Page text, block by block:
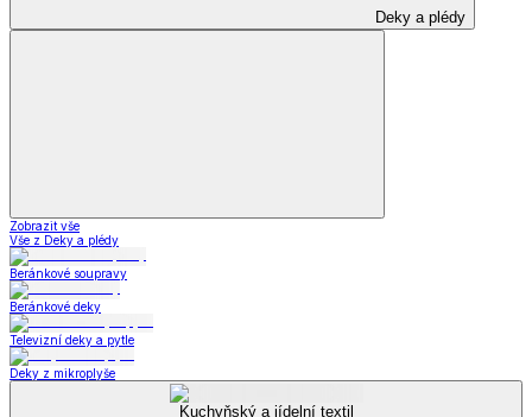
Deky a plédy
Zobrazit vše
Vše z Deky a plédy
Beránkové soupravy
Beránkové deky
Televizní deky a pytle
Deky z mikroplyše
Kuchyňský a jídelní textil